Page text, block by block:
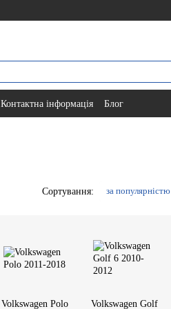
Контактна інформація Блог
Сортування: за популярністю
Volkswagen Polo
Volkswagen Golf